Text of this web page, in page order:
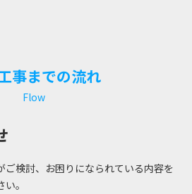
事までの流れ
Flow
ご検討、お困りになられている内容を
。